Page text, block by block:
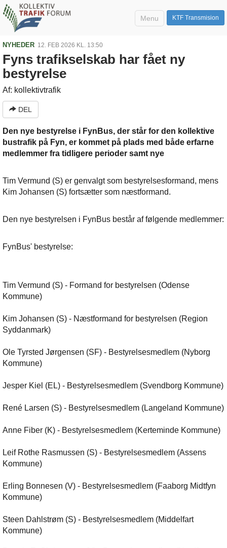
KTF Transmision
Menu
NYHEDER 12. FEB 2026 KL. 13:50
Fyns trafikselskab har fået ny
bestyrelse
Af: kollektivtrafik
DEL
Den nye bestyrelse i FynBus, der står for den kollektive
bustrafik på Fyn, er kommet på plads med både erfarne
medlemmer fra tidligere perioder samt nye
Tim Vermund (S) er genvalgt som bestyrelsesformand, mens
Kim Johansen (S) fortsætter som næstformand.
Den nye bestyrelsen i FynBus består af følgende medlemmer:
FynBus' bestyrelse:
Tim Vermund (S) - Formand for bestyrelsen (Odense
Kommune)
Kim Johansen (S) - Næstformand for bestyrelsen (Region
Syddanmark)
Ole Tyrsted Jørgensen (SF) - Bestyrelsesmedlem (Nyborg
Kommune)
Jesper Kiel (EL) - Bestyrelsesmedlem (Svendborg Kommune)
René Larsen (S) - Bestyrelsesmedlem (Langeland Kommune)
Anne Fiber (K) - Bestyrelsesmedlem (Kerteminde Kommune)
Leif Rothe Rasmussen (S) - Bestyrelsesmedlem (Assens
Kommune)
Erling Bonnesen (V) - Bestyrelsesmedlem (Faaborg Midtfyn
Kommune)
Steen Dahlstrøm (S) - Bestyrelsesmedlem (Middelfart
Kommune)